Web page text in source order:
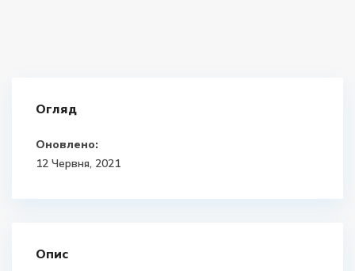
Огляд
Оновлено:
12 Червня, 2021
Опис